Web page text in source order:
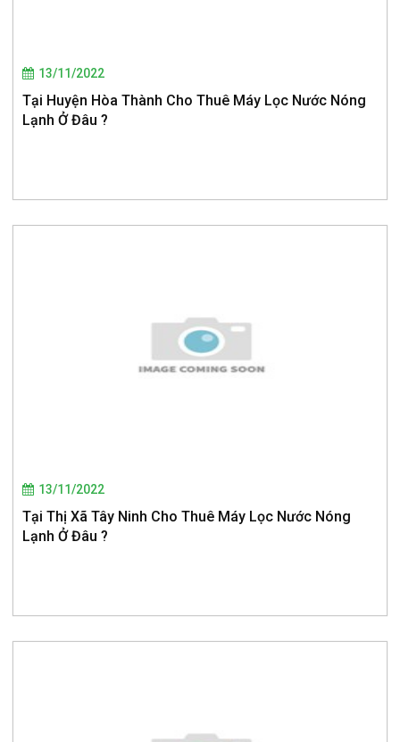
13/11/2022
Tại Huyện Hòa Thành Cho Thuê Máy Lọc Nước Nóng
Lạnh Ở Đâu ?
13/11/2022
Tại Thị Xã Tây Ninh Cho Thuê Máy Lọc Nước Nóng
Lạnh Ở Đâu ?